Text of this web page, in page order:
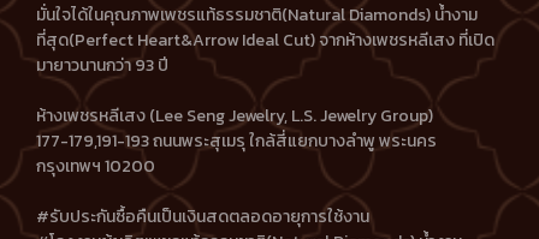
มั่นใจได้ในคุณภาพเพชรแท้ธรรมชาติ(Natural Diamonds) น้ำงาม
ที่สุด(Perfect Heart&Arrow Ideal Cut) จากห้างเพชรหลีเสง ที่เปิด
มายาวนานกว่า 93 ปี
ห้างเพชรหลีเสง (Lee Seng Jewelry, L.S. Jewelry Group)
177-179,191-193 ถนนพระสุเมรุ ใกล้สี่แยกบางลำพู พระนคร
กรุงเทพฯ 10200
#รับประกันซื้อคืนเป็นเงินสดตลอดอายุการใช้งาน